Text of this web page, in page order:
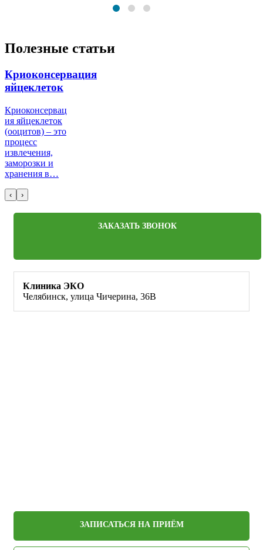
Полезные статьи
Криоконсервация
яйцеклеток
Криоконсервац
ия яйцеклеток
(ооцитов) – это
процесс
извлечения,
заморозки и
хранения в…
‹ ›
ЗАКАЗАТЬ ЗВОНОК
Клиника ЭКО
Челябинск, улица Чичерина, 36В
ЗАПИСАТЬСЯ НА ПРИЁМ